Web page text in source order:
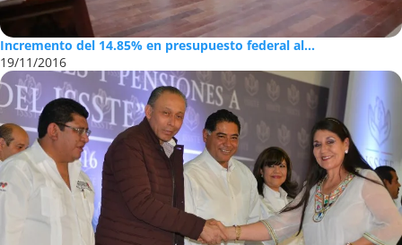
Incremento del 14.85% en presupuesto federal al...
19/11/2016